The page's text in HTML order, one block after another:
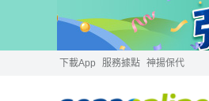
下載App 服務據點 神揚保代